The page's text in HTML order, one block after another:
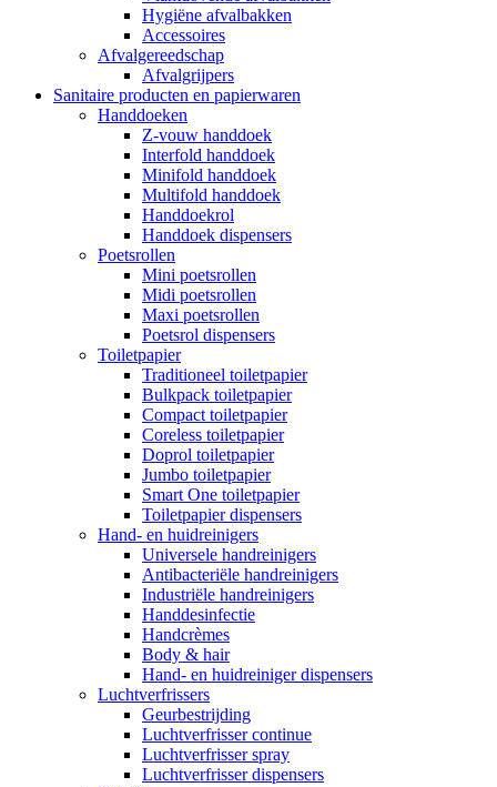
Hygiëne afvalbakken
Accessoires
Afvalgereedschap
Afvalgrijpers
Sanitaire producten en papierwaren
Handdoeken
Z-vouw handdoek
Interfold handdoek
Minifold handdoek
Multifold handdoek
Handdoekrol
Handdoek dispensers
Poetsrollen
Mini poetsrollen
Midi poetsrollen
Maxi poetsrollen
Poetsrol dispensers
Toiletpapier
Traditioneel toiletpapier
Bulkpack toiletpapier
Compact toiletpapier
Coreless toiletpapier
Doprol toiletpapier
Jumbo toiletpapier
Smart One toiletpapier
Toiletpapier dispensers
Hand- en huidreinigers
Universele handreinigers
Antibacteriële handreinigers
Industriële handreinigers
Handdesinfectie
Handcrèmes
Body & hair
Hand- en huidreiniger dispensers
Luchtverfrissers
Geurbestrijding
Luchtverfrisser continue
Luchtverfrisser spray
Luchtverfrisser dispensers